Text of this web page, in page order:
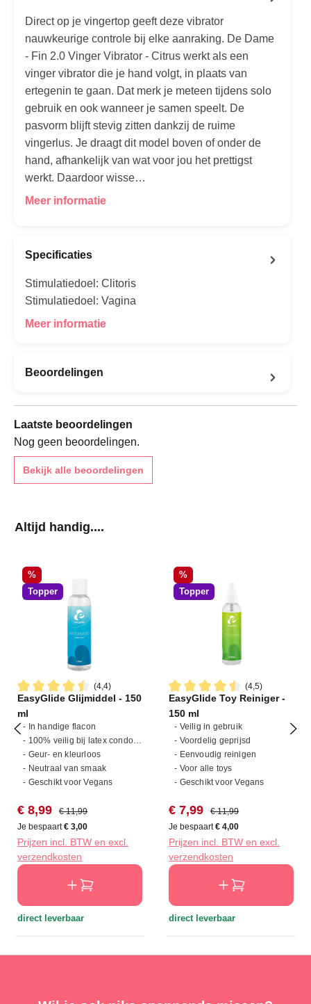
Direct op je vingertop geeft deze vibrator
nauwkeurige controle bij elke aanraking. De Dame
- Fin 2.0 Vinger Vibrator - Citrus werkt als een
vinger vibrator die je hand volgt, in plaats van
ertegenin te gaan. Dat merk je meteen tijdens solo
gebruik en ook wanneer je samen speelt. De
pasvorm blijft stevig zitten dankzij de ruime
vingerlus. Je draagt dit model boven of onder de
hand, afhankelijk van wat voor jou het prettigst
werkt. Daardoor wisse…
Meer informatie
Specificaties
Stimulatiedoel: Clitoris
Stimulatiedoel: Vagina
Meer informatie
Beoordelingen
Laatste beoordelingen
Nog geen beoordelingen.
Bekijk alle beoordelingen
Productgalerij overslaan
Altijd handig....
Korting
%
Topper
(4,4)
Gemiddelde waardering van 4.4 van 5 sterren
EasyGlide Glijmiddel - 150
ml
- In handige flacon
- 100% veilig bij latex condooms
- Geur- en kleurloos
- Neutraal van smaak
- Geschikt voor Vegans
Verkoopprijs:
€ 8,99 Normale prijs:
€ 11,99
Je bespaart€ 3,00
Prijzen incl. BTW en excl.
verzendkosten
direct leverbaar
Korting
%
Topper
(4,5)
Gemiddelde waardering van
EasyGlide Toy Reiniger -
150 ml
- Veilig in gebruik
- Voordelig geprijsd
- Eenvoudig reinigen
- Voor alle toys
- Geschikt voor Vegans
Verkoopprijs:
€ 7,99 Normale prijs:
€ 11,99
Je bespaart€ 4,00
Prijzen incl. BTW en excl.
verzendkosten
direct leverbaar